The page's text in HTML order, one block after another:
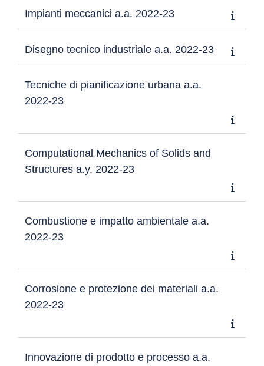
Impianti meccanici a.a. 2022-23
Disegno tecnico industriale a.a. 2022-23
Tecniche di pianificazione urbana a.a.
2022-23
Computational Mechanics of Solids and
Structures a.y. 2022-23
Combustione e impatto ambientale a.a.
2022-23
Corrosione e protezione dei materiali a.a.
2022-23
Innovazione di prodotto e processo a.a.